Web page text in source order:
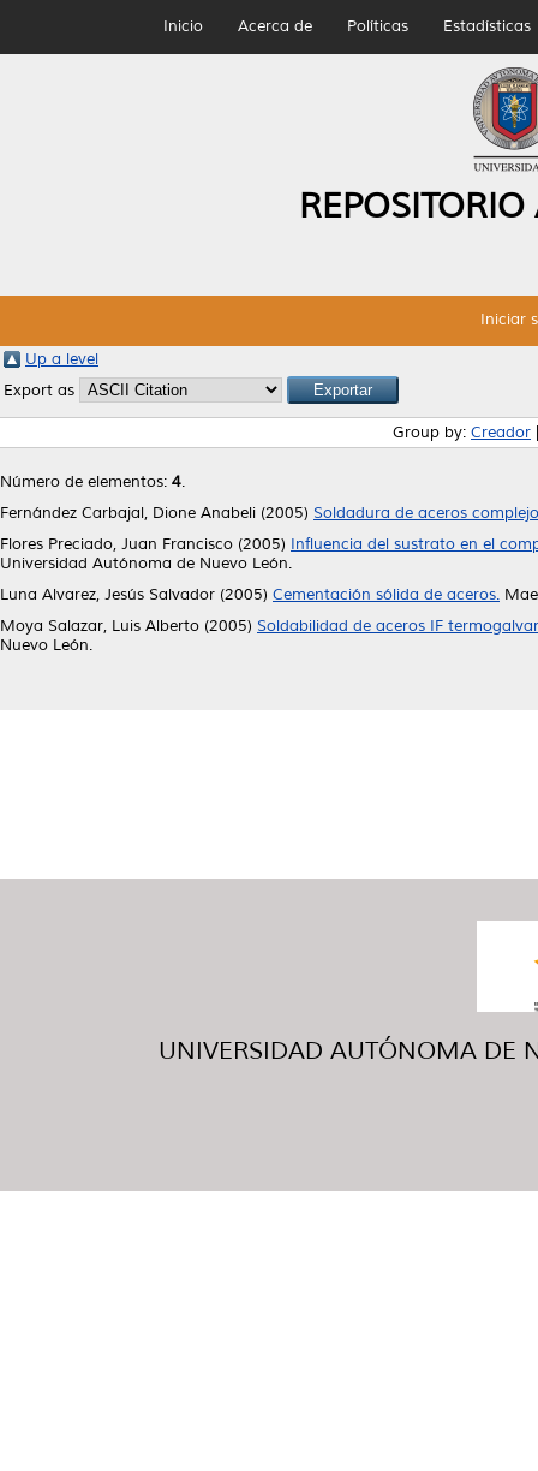
Inicio Acerca de Políticas Estadísticas
Iniciar
Up a level
Export as
Group by: Creador
Número de elementos: 4.
Fernández Carbajal, Dione Anabeli (2005) Soldadura de aceros
Flores Preciado, Juan Francisco (2005) Influencia del sustrato en el
Universidad Autónoma de Nuevo León.
Luna Alvarez, Jesús Salvador (2005) Cementación sólida de aceros.
Moya Salazar, Luis Alberto (2005) Soldabilidad de aceros IF
Nuevo León.
UNIVERSIDAD AUTÓNOMA DE